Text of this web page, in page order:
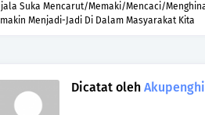
Suka Mencarut/Memaki/Mencaci/
Menjadi-Jadi Di Dalam Masyarakat Kita
Dicatat oleh